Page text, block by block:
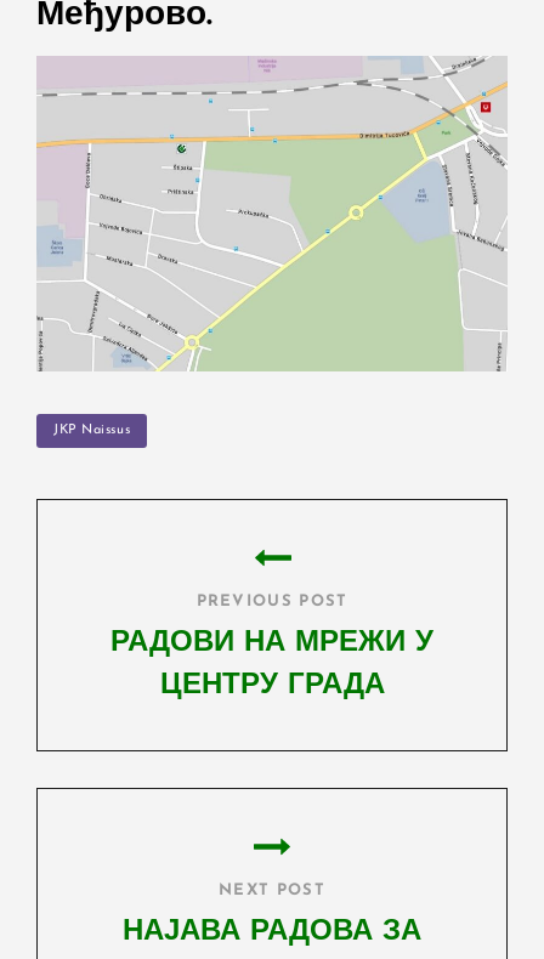
Међурово.
TAGS
JKP Naissus
PREVIOUS POST
РАДОВИ НА МРЕЖИ У
ЦЕНТРУ ГРАДА
Post
NEXT POST
НАЈАВА РАДОВА ЗА